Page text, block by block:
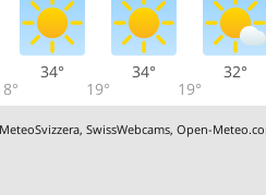
34°
19°
34°
19°
32°
MeteoSvizzera,SwissWebcams,Open-